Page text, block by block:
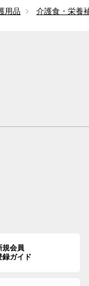
用品 介護食・栄養
規会員
録ガイド